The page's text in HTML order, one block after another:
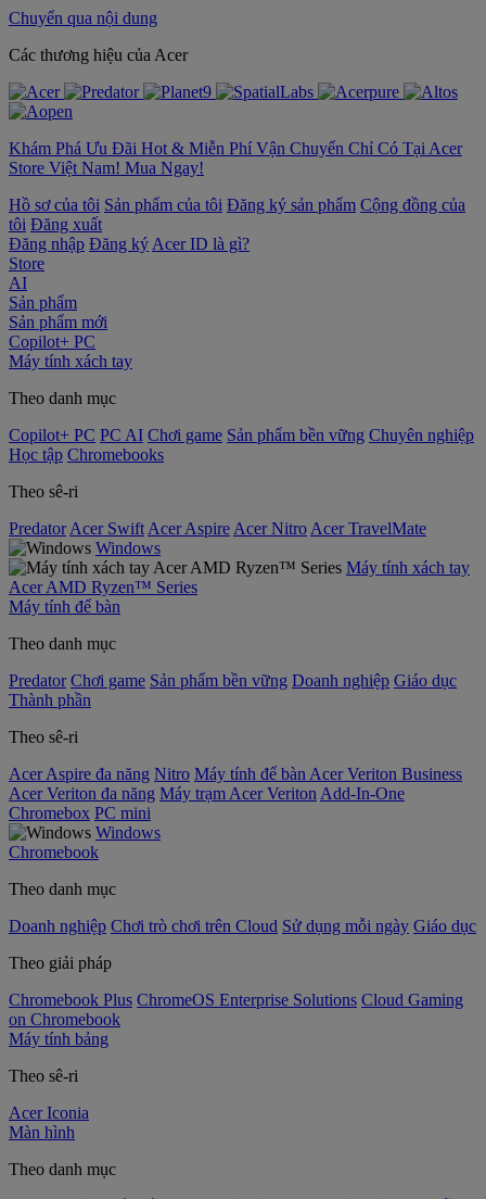
Chuyển qua nội dung
‌Các thương hiệu của Acer
Khám Phá Ưu Đãi Hot & Miễn Phí Vận Chuyển Chỉ Có Tại Acer
Store Việt Nam! Mua Ngay!
Hồ sơ của tôi Sản phẩm của tôi Đăng ký sản phẩm Cộng đồng của
tôi Đăng xuất
Đăng nhập Đăng ký Acer ID là gì?
Store
AI
Sản phẩm
Sản phẩm mới
Copilot+ PC
Máy tính xách tay
Theo danh mục
Copilot+ PC PC AI Chơi game Sản phẩm bền vững Chuyên nghiệp
Học tập Chromebooks
Theo sê-ri
Predator Acer Swift Acer Aspire Acer Nitro Acer TravelMate
Windows
Máy tính xách tay
Acer AMD Ryzen™ Series
Máy tính để bàn
Theo danh mục
Predator Chơi game Sản phẩm bền vững Doanh nghiệp Giáo dục
Thành phần
Theo sê-ri
Acer Aspire đa năng Nitro Máy tính để bàn Acer Veriton Business
Acer Veriton đa năng Máy trạm Acer Veriton Add-In-One
Chromebox PC mini
Windows
Chromebook
Theo danh mục
Doanh nghiệp Chơi trò chơi trên Cloud Sử dụng mỗi ngày Giáo dục
Theo giải pháp
Chromebook Plus ChromeOS Enterprise Solutions Cloud Gaming
on Chromebook
Máy tính bảng
Theo sê-ri
Acer Iconia
Màn hình
Theo danh mục